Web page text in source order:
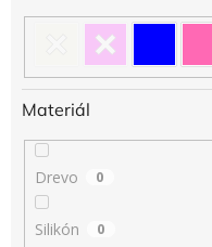
Materiál
Drevo 0
Silikón 0